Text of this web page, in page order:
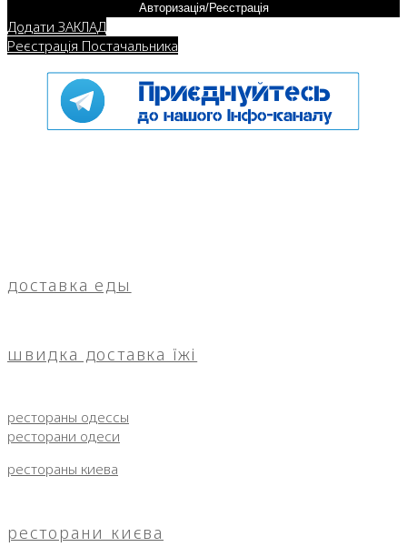
Авторизація/Реєстрація
Додати ЗАКЛАД
Реєстрація Постачальника
доставка еды
швидка доставка їжі
рестораны одессы
ресторани одеси
рестораны киева
ресторани києва